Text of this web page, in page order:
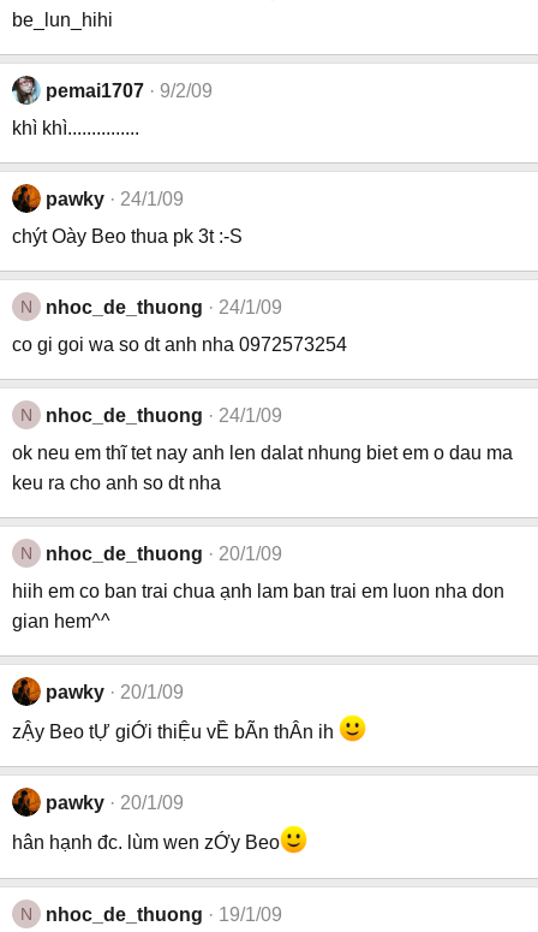
be_lun_hihi
pemai1707
9/2/09
khì khì...............
pawky
24/1/09
chýt Oày Beo thua pk 3t :-S
N nhoc_de_thuong
24/1/09
co gi goi wa so dt anh nha 0972573254
N nhoc_de_thuong
24/1/09
ok neu em thĩ tet nay anh len dalat nhung biet em o dau ma
keu ra cho anh so dt nha
N nhoc_de_thuong
20/1/09
hiih em co ban trai chua ạnh lam ban trai em luon nha don
gian hem^^
pawky
20/1/09
zẬy Beo tỰ giỚi thiỆu vỀ bÃn thÂn ih
pawky
20/1/09
hân hạnh đc. lùm wen zỚy Beo
N nhoc_de_thuong 19/1/09